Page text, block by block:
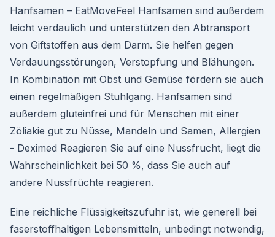
Hanfsamen – EatMoveFeel Hanfsamen sind außerdem
leicht verdaulich und unterstützen den Abtransport
von Giftstoffen aus dem Darm. Sie helfen gegen
Verdauungsstörungen, Verstopfung und Blähungen.
In Kombination mit Obst und Gemüse fördern sie auch
einen regelmäßigen Stuhlgang. Hanfsamen sind
außerdem gluteinfrei und für Menschen mit einer
Zöliakie gut zu Nüsse, Mandeln und Samen, Allergien
- Deximed Reagieren Sie auf eine Nussfrucht, liegt die
Wahrscheinlichkeit bei 50 %, dass Sie auch auf
andere Nussfrüchte reagieren.
Eine reichliche Flüssigkeitszufuhr ist, wie generell bei
faserstoffhaltigen Lebensmitteln, unbedingt notwendig,